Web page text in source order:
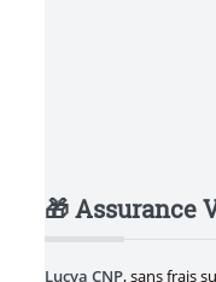
🎁 Assurance
Lucya CNP, sans frais